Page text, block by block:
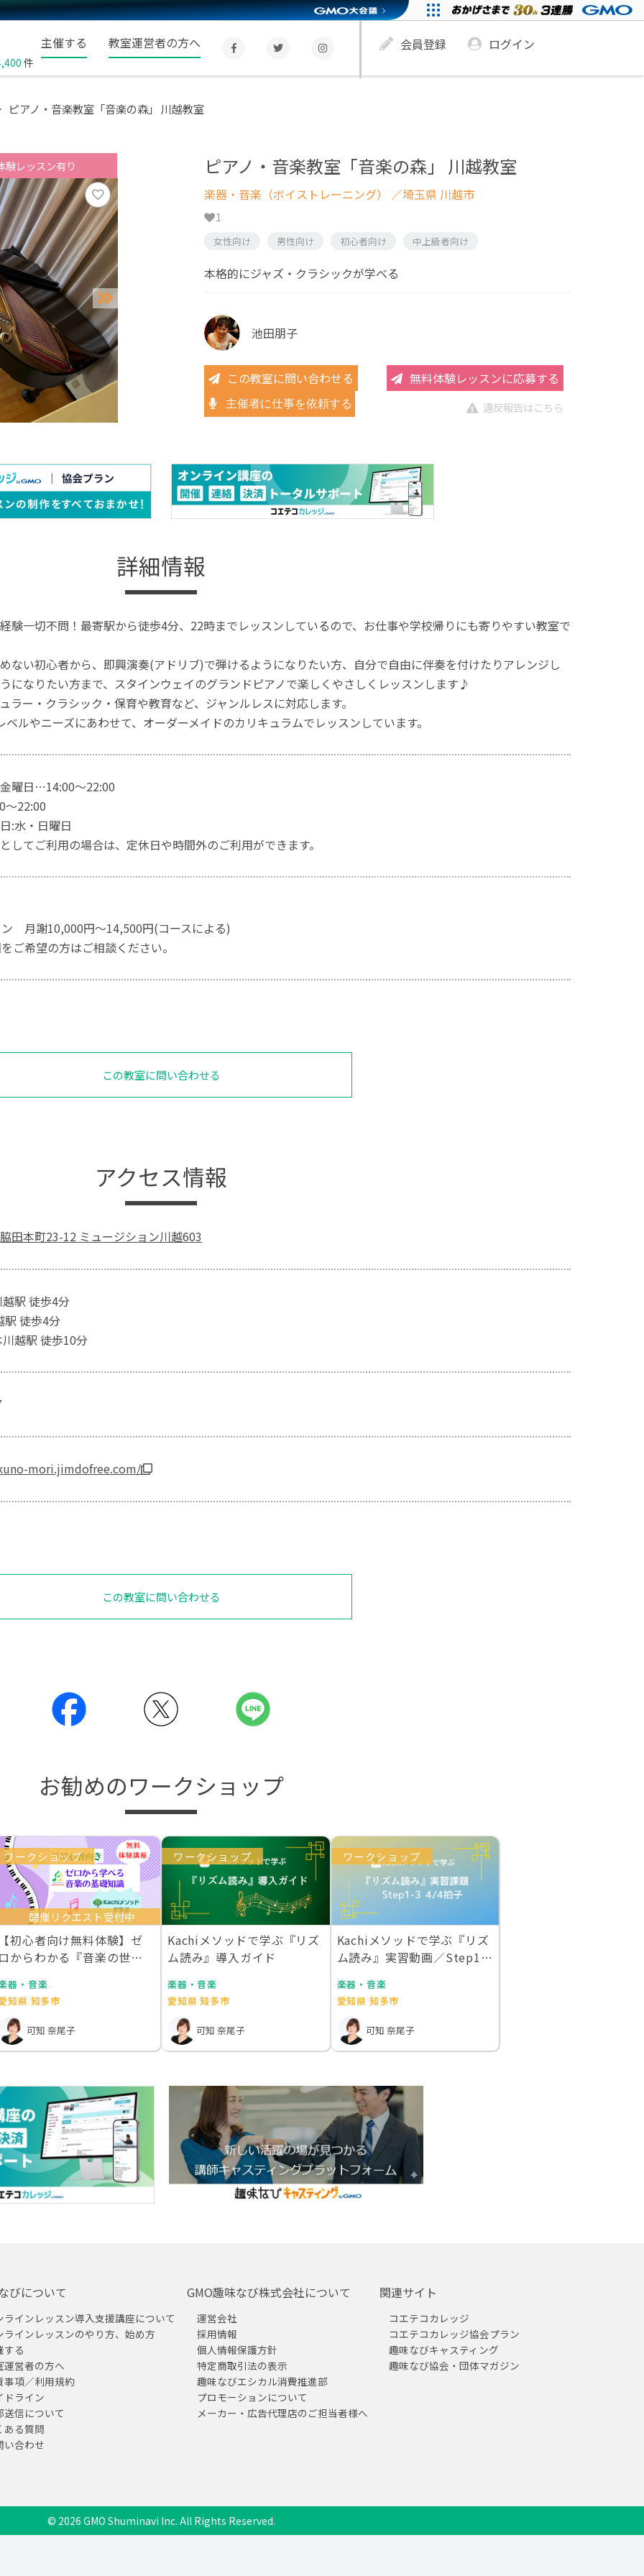
件
主催する 教室運営者の方へ 会員登録 ログイン
ピアノ・音楽教室「音楽の森」 川越教室
験レッスン有り ピアノ・音楽教室「音楽の森」 川越教室
楽器・音楽（ボイストレーニング） ／埼玉県 川越市
1
女性向け 男性向け 初心者向け 中上級者向け
本格的にジャズ・クラシックが学べる
池田朋子
この教室に問い合わせる 無料体験レッスンに応募する
主催者に仕事を依頼する 違反報告はこちら
詳細情報
験一切不問！最寄駅から徒歩4分、22時までレッスンしているので、お仕事や学校帰りにも寄りやすい教室で
ない初心者から、即興演奏(アドリブ)で弾けるようになりたい方、自分で自由に伴奏を付けたりアレンジし
になりたい方まで、スタインウェイのグランドピアノで楽しくやさしくレッスンします♪
ラー・クラシック・保育や教育など、ジャンルレスに対応します。
ベルやニーズにあわせて、オーダーメイドのカリキュラムでレッスンしています。
曜日…14:00～22:00
22:00
:水・日曜日
してご利用の場合は、定休日や時間外のご利用ができます。
月謝10,000円～14,500円(コースによる)
ご希望の方はご相談ください。
この教室に問い合わせる
アクセス情報
田本町23-12 ミュージション川越603
駅 徒歩4分
駅 徒歩4分
越駅 徒歩10分
mori.jimdofree.com/
この教室に問い合わせる
お勧めのワークショップ
ワークショップ
開催リクエスト受付中
【初心者向け無料体験】ゼ
ロからわかる『音楽の世界
器・音楽
知県 知多市
可知 奈尾子
ワークショップ
Kachiメソッドで学ぶ『リズ
ム読み』導入ガイド
楽器・音楽
愛知県 知多市
可知 奈尾子
ワークショップ
Kachiメソッドで学ぶ『リズ
ム読み』実習動画／Step1-3
楽器・音楽
愛知県 知多市
可知 奈尾子
びについて
ラインレッスン導入支援講座について
ラインレッスンのやり方、始め方
する
運営者の方へ
事項／利用規約
ドライン
送信について
ある質問
い合わせ
GMO趣味なび株式会社について
運営会社
採用情報
個人情報保護方針
特定商取引法の表示
趣味なびエシカル消費推進部
プロモーションについて
メーカー・広告代理店のご担当者様へ
関連サイト
コエテコカレッジ
コエテコカレッジ協会プラン
趣味なびキャスティング
趣味なび協会・団体マガジン
© 2026 GMO Shuminavi Inc. All Rights Reserved.